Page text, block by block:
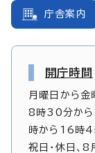
庁舎案内
開庁時間
月曜日から金
8時30分から
時から16時
祝日・休日